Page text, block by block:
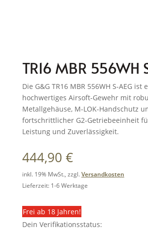
TR16 MBR 556WH
Die G&G TR16 MBR 556WH S-AEG ist
hochwertiges Airsoft-Gewehr mit
Metallgehäuse, M-LOK-Handschutz
fortschrittlicher G2-Getriebeeinheit
Leistung und Zuverlässigkeit.
444,90 €
inkl. 19% MwSt., zzgl.Versandkosten
Lieferzeit: 1-6 Werktage
Frei ab 18 Jahren!
Dein Verifikationsstatus: